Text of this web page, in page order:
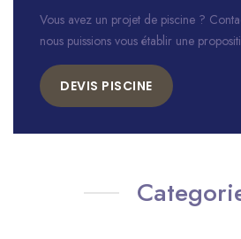
Vous avez un projet de piscine ?
nous puissions vous établir une
DEVIS PISCINE